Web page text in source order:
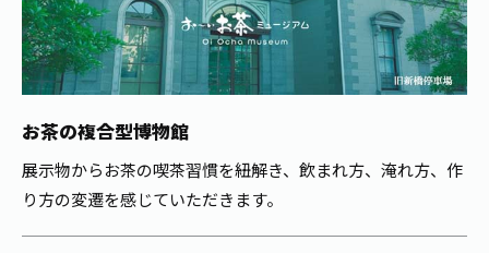
お茶の複合型博物館
展示物からお茶の喫茶習慣を紐解き、飲まれ方、淹れ方、作
り方の変遷を感じていただきます。